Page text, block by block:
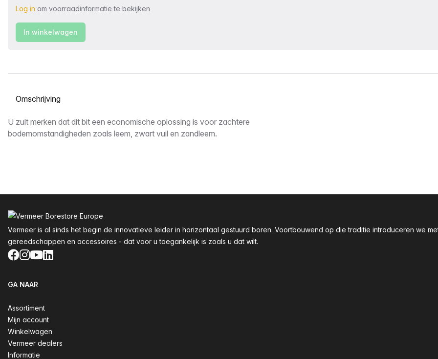
Log in om voorraadinformatie te bekijken
In winkelwagen
Selecteer een tabblad
Omschrijving
U zult merken dat dit bit een economische oplossing is voor zachtere
bodemomstandigheden zoals leem, zwart vuil en zandleem.
Vermeer is al sinds het begin de innovatieve leider in horizontaal gestuurd boren. Voortbouwend op die traditie introduceren we
gereedschappen en accessoires - dat voor u toegankelijk is zoals u dat wilt.
Facebook
Instagram
YouTube
LinkedIn
GA NAAR
Assortiment
Mijn account
Winkelwagen
Vermeer dealers
Informatie